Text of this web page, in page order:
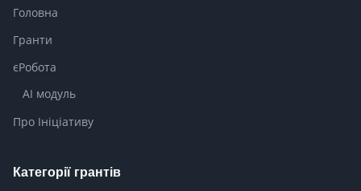
Головна
Гранти
єРобота
AI модуль
Про Ініціативу
Категорії грантів